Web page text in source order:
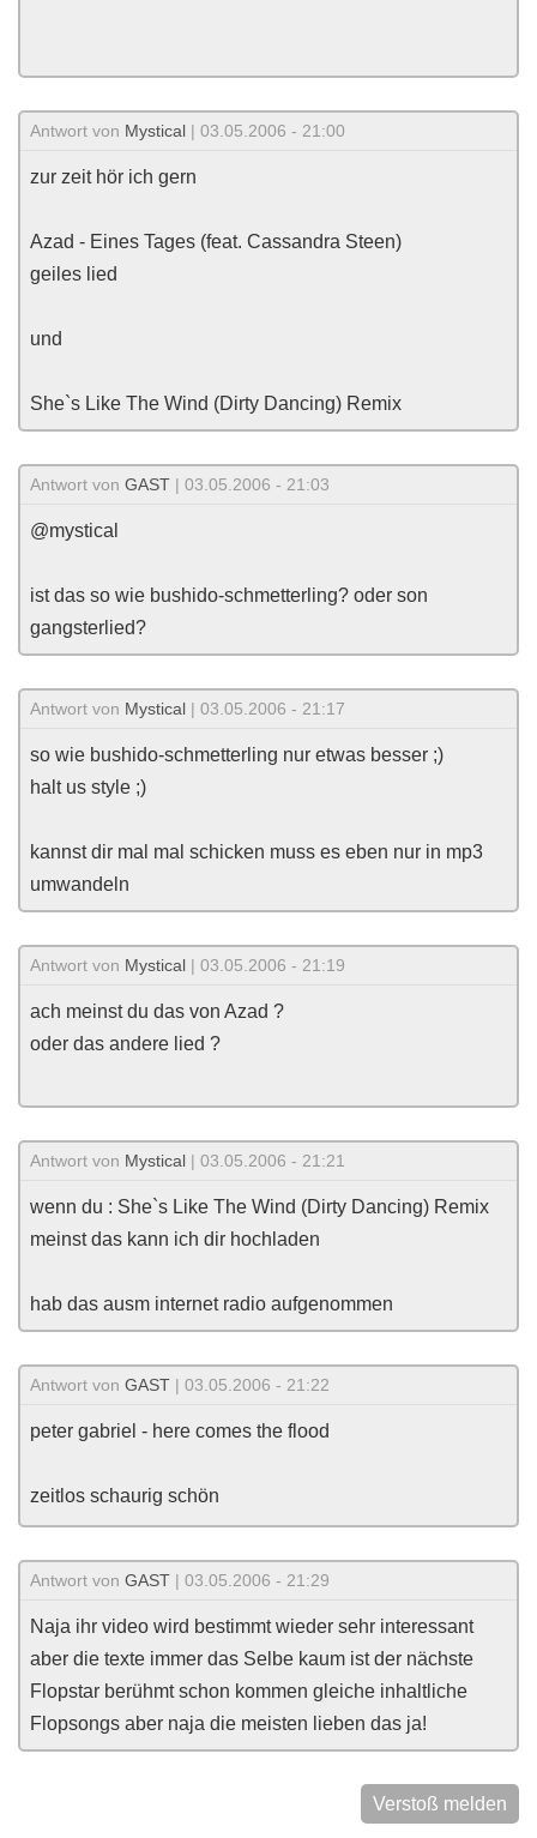
Antwort von Mystical | 03.05.2006 - 21:00
zur zeit hör ich gern
Azad - Eines Tages (feat. Cassandra Steen)
geiles lied
und
She`s Like The Wind (Dirty Dancing) Remix
Antwort von GAST | 03.05.2006 - 21:03
@mystical
ist das so wie bushido-schmetterling? oder son
gangsterlied?
Antwort von Mystical | 03.05.2006 - 21:17
so wie bushido-schmetterling nur etwas besser ;)
halt us style ;)
kannst dir mal mal schicken muss es eben nur in mp3
umwandeln
Antwort von Mystical | 03.05.2006 - 21:19
ach meinst du das von Azad ?
oder das andere lied ?
Antwort von Mystical | 03.05.2006 - 21:21
wenn du : She`s Like The Wind (Dirty Dancing) Remix
meinst das kann ich dir hochladen
hab das ausm internet radio aufgenommen
Antwort von GAST | 03.05.2006 - 21:22
peter gabriel - here comes the flood
zeitlos schaurig schön
Antwort von GAST | 03.05.2006 - 21:29
Naja ihr video wird bestimmt wieder sehr interessant
aber die texte immer das Selbe kaum ist der nächste
Flopstar berühmt schon kommen gleiche inhaltliche
Flopsongs aber naja die meisten lieben das ja!
Verstoß melden